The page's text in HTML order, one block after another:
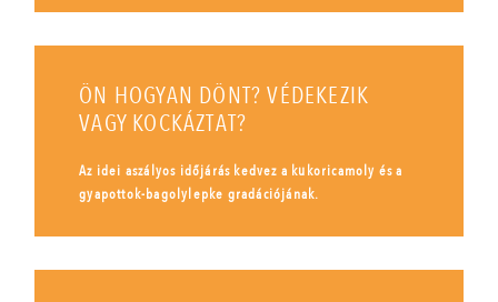
ÖN HOGYAN DÖNT? VÉDEKEZIK
VAGY KOCKÁZTAT?
Az idei aszályos időjárás kedvez a kukoricamoly és a
gyapottok-bagolylepke gradációjának.